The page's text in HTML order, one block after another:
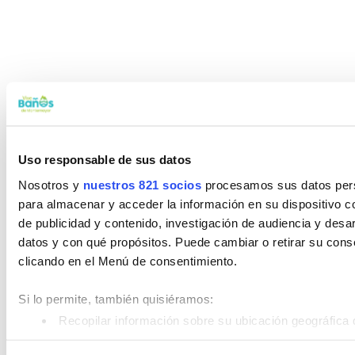
Uso responsable de sus datos
Nosotros y nuestros 821 socios procesamos sus datos
para almacenar y acceder la información en su dispositivo
de publicidad y contenido, investigación de audiencia y
datos y con qué propósitos. Puede cambiar o retirar su
clicando en el Menú de consentimiento.
Si lo permite, también quisiéramos:
Recopilar información sobre su ubicación